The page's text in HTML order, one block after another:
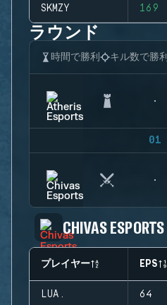
SKMZY 169
ラウンド
時間で勝利 キル数で勝利
01
CHIVAS ESPORTS
プレイヤー EPS
LUA. 64